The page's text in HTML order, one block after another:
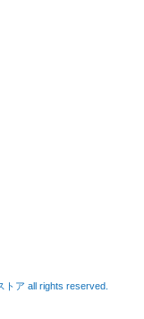
ア all rights reserved.